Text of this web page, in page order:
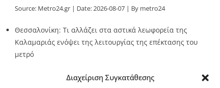
Διαχείριση Συγκατάθεσης
Source: Metro24.gr Date: 2026-08-07 By metro24
Θεσσαλονίκη: Τι αλλάζει στα αστικά λεωφορεία της
Καλαμαριάς ενόψει της λειτουργίας της επέκτασης του
μετρό